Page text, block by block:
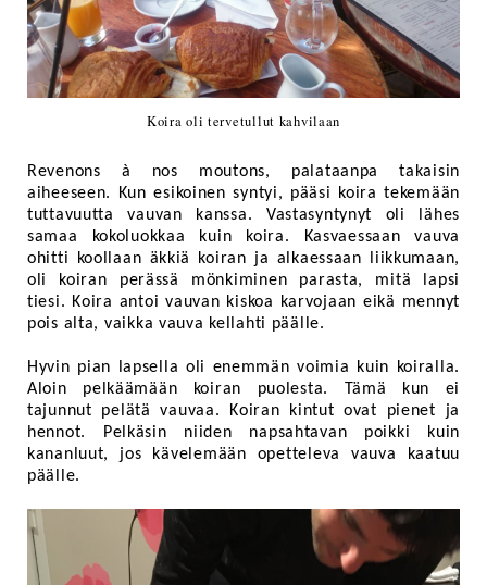
Koira oli tervetullut kahvilaan
Revenons à nos moutons, palataanpa takaisin
aiheeseen. Kun esikoinen syntyi, pääsi koira tekemään
tuttavuutta vauvan kanssa. Vastasyntynyt oli lähes
samaa kokoluokkaa kuin koira. Kasvaessaan vauva
ohitti koollaan äkkiä koiran ja alkaessaan liikkumaan,
oli koiran perässä mönkiminen parasta, mitä lapsi
tiesi. Koira antoi vauvan kiskoa karvojaan eikä mennyt
pois alta, vaikka vauva kellahti päälle.
Hyvin pian lapsella oli enemmän voimia kuin koiralla.
Aloin pelkäämään koiran puolesta. Tämä kun ei
tajunnut pelätä vauvaa. Koiran kintut ovat pienet ja
hennot. Pelkäsin niiden napsahtavan poikki kuin
kananluut, jos kävelemään opetteleva vauva kaatuu
päälle.